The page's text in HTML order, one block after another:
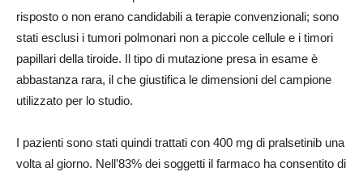
risposto o non erano candidabili a terapie convenzionali; sono
stati esclusi i tumori polmonari non a piccole cellule e i timori
papillari della tiroide. Il tipo di mutazione presa in esame è
abbastanza rara, il che giustifica le dimensioni del campione
utilizzato per lo studio.
I pazienti sono stati quindi trattati con 400 mg di pralsetinib una
volta al giorno. Nell’83% dei soggetti il farmaco ha consentito di